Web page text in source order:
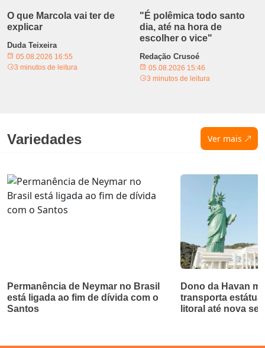
O que Marcola vai ter de
explicar
Duda Teixeira
05.08.2026 16:55
3 minutos de leitura
"É polêmica todo santo
dia, até na hora de
escolher o vice"
Redação Crusoé
05.08.2026 15:46
3 minutos de leitura
Variedades Ver mais
Permanência de Neymar no Brasil
está ligada ao fim de dívida com o
Santos
Dono da Havan
transporta
litoral até nova